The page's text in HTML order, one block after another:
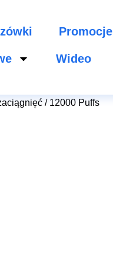
Promocje
Wideo
/ 12000 Puffs